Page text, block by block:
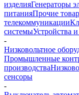
изделияГенераторы
питанияПрочие
телекоммуникации
системыУстройства
-
Низковольтное
Промышленные
производства
сенсоры
-